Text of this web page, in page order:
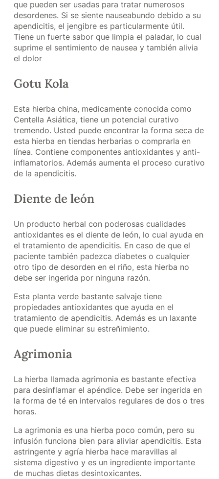
que pueden ser usadas para tratar numerosos
desordenes. Si se siente nauseabundo debido a su
apendicitis, el jengibre es particularmente útil.
Tiene un fuerte sabor que limpia el paladar, lo cual
suprime el sentimiento de nausea y también alivia
el dolor
Gotu Kola
Esta hierba china, medicamente conocida como
Centella Asiática, tiene un potencial curativo
tremendo. Usted puede encontrar la forma seca de
esta hierba en tiendas herbarias o comprarla en
línea. Contiene componentes antioxidantes y anti-
inflamatorios. Además aumenta el proceso curativo
de la apendicitis.
Diente de león
Un producto herbal con poderosas cualidades
antioxidantes es el diente de león, lo cual ayuda en
el tratamiento de apendicitis. En caso de que el
paciente también padezca diabetes o cualquier
otro tipo de desorden en el riño, esta hierba no
debe ser ingerida por ninguna razón.
Esta planta verde bastante salvaje tiene
propiedades antioxidantes que ayuda en el
tratamiento de apendicitis. Además es un laxante
que puede eliminar su estreñimiento.
Agrimonia
La hierba llamada agrimonia es bastante efectiva
para desinflamar el apéndice. Debe ser ingerida en
la forma de té en intervalos regulares de dos o tres
horas.
La agrimonia es una hierba poco común, pero su
infusión funciona bien para aliviar apendicitis. Esta
astringente y agría hierba hace maravillas al
sistema digestivo y es un ingrediente importante
de muchas dietas desintoxicantes.